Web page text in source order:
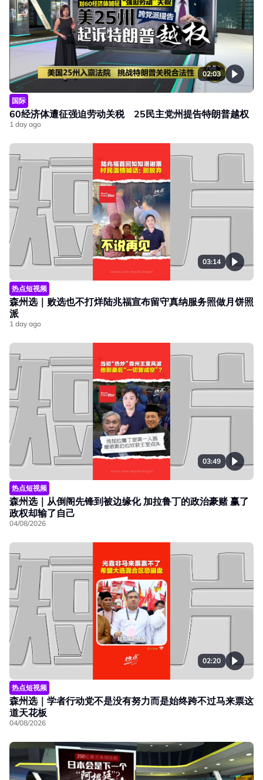
02:03
国际
60经济体遭征强迫劳动关税 25民主党州提告特朗普越权
1 day ago
03:14
热点短视频
森州选｜败选也不打烊陆兆福宣布留守真纳服务照做月饼照
派
1 day ago
03:49
热点短视频
森州选｜从倒阁先锋到被边缘化 加拉鲁丁的政治豪赌 赢了
政权却输了自己
04/08/2026
02:20
热点短视频
森州选｜学者行动党不是没有努力而是始终跨不过马来票这
道天花板
04/08/2026